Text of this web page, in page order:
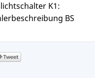
K1:
BS